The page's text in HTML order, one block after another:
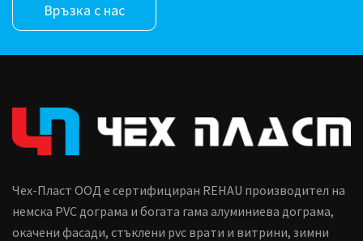
Връзка с нас
Чех-Пласт ООД е сертифициран REHAU производител на
немска PVC дограма и богата гама алуминиева дограма,
окачени фасади, стъклени pvc врати и витрини, зимни